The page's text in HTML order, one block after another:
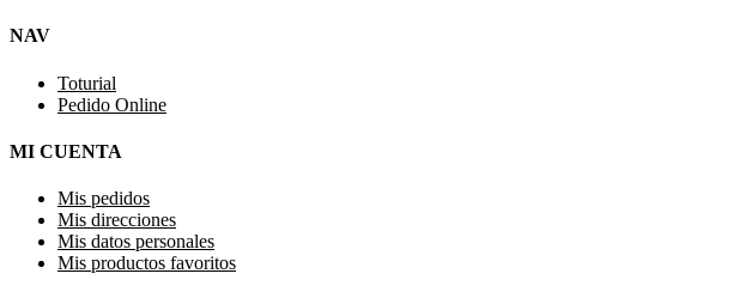
NAV
Toturial
Pedido Online
MI CUENTA
Mis pedidos
Mis direcciones
Mis datos personales
Mis productos favoritos